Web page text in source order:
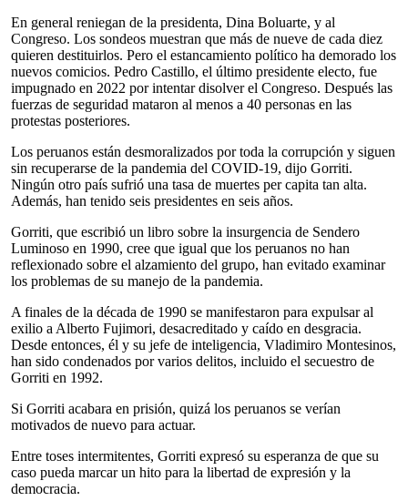
En general reniegan de la presidenta, Dina Boluarte, y al
Congreso. Los sondeos muestran que más de nueve de cada diez
quieren destituirlos. Pero el estancamiento político ha demorado los
nuevos comicios. Pedro Castillo, el último presidente electo, fue
impugnado en 2022 por intentar disolver el Congreso. Después las
fuerzas de seguridad mataron al menos a 40 personas en las
protestas posteriores.
Los peruanos están desmoralizados por toda la corrupción y siguen
sin recuperarse de la pandemia del COVID-19, dijo Gorriti.
Ningún otro país sufrió una tasa de muertes per capita tan alta.
Además, han tenido seis presidentes en seis años.
Gorriti, que escribió un libro sobre la insurgencia de Sendero
Luminoso en 1990, cree que igual que los peruanos no han
reflexionado sobre el alzamiento del grupo, han evitado examinar
los problemas de su manejo de la pandemia.
A finales de la década de 1990 se manifestaron para expulsar al
exilio a Alberto Fujimori, desacreditado y caído en desgracia.
Desde entonces, él y su jefe de inteligencia, Vladimiro Montesinos,
han sido condenados por varios delitos, incluido el secuestro de
Gorriti en 1992.
Si Gorriti acabara en prisión, quizá los peruanos se verían
motivados de nuevo para actuar.
Entre toses intermitentes, Gorriti expresó su esperanza de que su
caso pueda marcar un hito para la libertad de expresión y la
democracia.